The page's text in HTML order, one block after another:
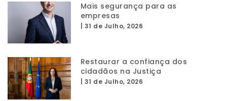
Mais segurança para as
empresas
31 de Julho, 2026
Restaurar a confiança dos
cidadãos na Justiça
31 de Julho, 2026